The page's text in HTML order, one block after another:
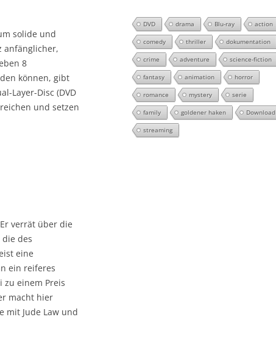
solide und
anfänglicher,
8
können, gibt
Layer-Disc (DVD
und setzen
verrät über die
des
eine
ein reiferes
zu einem Preis
macht hier
mit Jude Law und
DVD drama Blu-ray action
comedy thriller dokumentation
crime adventure science-fiction
fantasy animation horror
romance mystery serie
family goldener haken Download
streaming